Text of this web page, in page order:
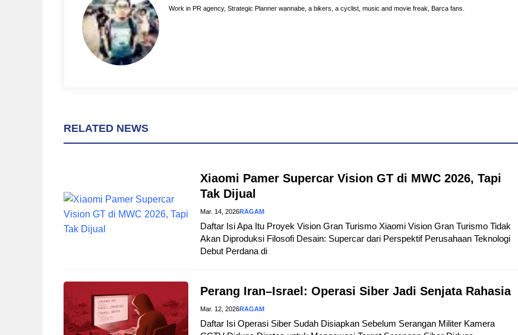
k
e
s
p
p
Work in PR agency, Strategic Planner wannabe, a bikers, a cyclist, music and movie freak, Barca fans.
RELATED NEWS
Xiaomi Pamer Supercar Vision GT di MWC 2026, Tapi
Tak Dijual
Mar. 14, 2026RAGAM
Daftar Isi Apa Itu Proyek Vision Gran Turismo Xiaomi Vision Gran Turismo Tidak
Akan Diproduksi Filosofi Desain: Supercar dari Perspektif Perusahaan Teknologi
Debut Perdana di
Perang Iran–Israel: Operasi Siber Jadi Senjata Rahasia
Mar. 12, 2026RAGAM
Daftar Isi Operasi Siber Sudah Disiapkan Sebelum Serangan Militer Kamera